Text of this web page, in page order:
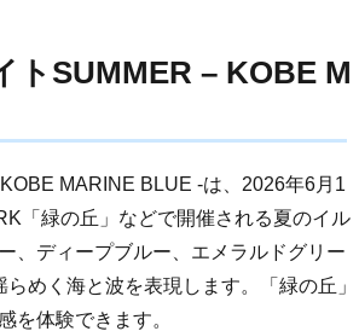
トSUMMER – KOBE M
MARINE BLUE -は、2026年6月1
「緑の丘」などで開催される夏のイル
、ディープブルー、エメラルドグリー
めく海と波を表現します。「緑の丘」
を体験できます。